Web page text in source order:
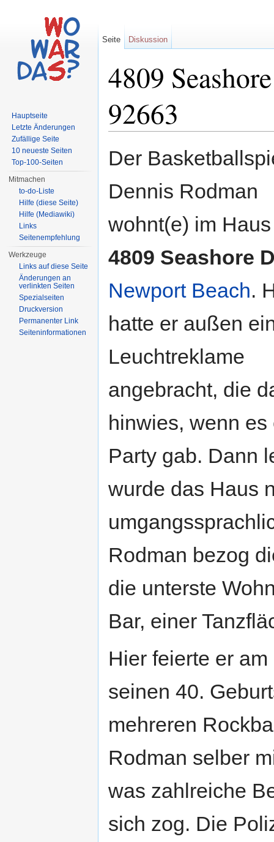
4809
92663
Der
Dennis Rodman
wohnt(e) im Haus
4809 Seashore
Newport Beach.
hatte er außen
Leuchtreklame
angebracht, die
hinwies, wenn es
Party gab. Dann
wurde das Haus
Rodman bezog
die unterste
Bar, einer
Hier feierte er am
seinen 40.
mehreren
Rodman selber
was zahlreiche
sich zog. Die
Seite Diskussion
Hauptseite
Letzte Änderungen
Zufällige Seite
10 neueste Seiten
Top-100-Seiten
Mitmachen
to-do-Liste
Hilfe (diese Seite)
Hilfe (Mediawiki)
Links
Seitenempfehlung
Werkzeuge
Links auf diese Seite
Änderungen an
verlinkten Seiten
Spezialseiten
Druckversion
Permanenter Link
Seiteninformationen